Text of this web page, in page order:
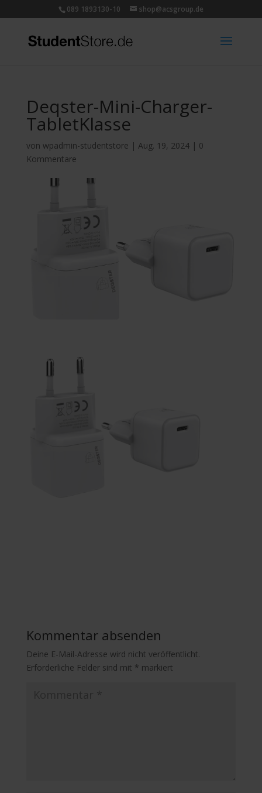
089 1893130-10 shop@acsgroup.de
Deqster-Mini-Charger-
TabletKlasse
von wpadmin-studentstore | Aug. 19, 2024| 0
Kommentare
Kommentar absenden
Deine E-Mail-Adresse wird nicht veröffentlicht.
Erforderliche Felder sind mit * markiert